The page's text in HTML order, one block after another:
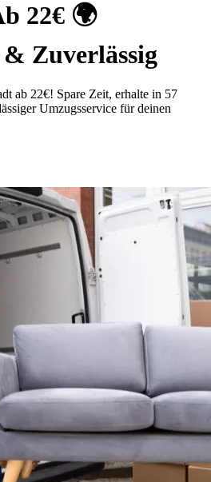
22€ 🌍
Zuverlässig
ab 22€! Spare Zeit, erhalte in 57
Umzugsservice für deinen